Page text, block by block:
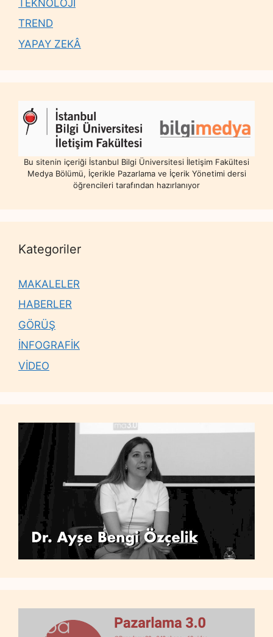
TEKNOLOJİ
TREND
YAPAY ZEKÂ
Bu sitenin içeriği İstanbul Bilgi Üniversitesi İletişim Fakültesi
Medya Bölümü, İçerikle Pazarlama ve İçerik Yönetimi dersi
öğrencileri tarafından hazırlanıyor
Kategoriler
MAKALELER
HABERLER
GÖRÜŞ
İNFOGRAFİK
VİDEO